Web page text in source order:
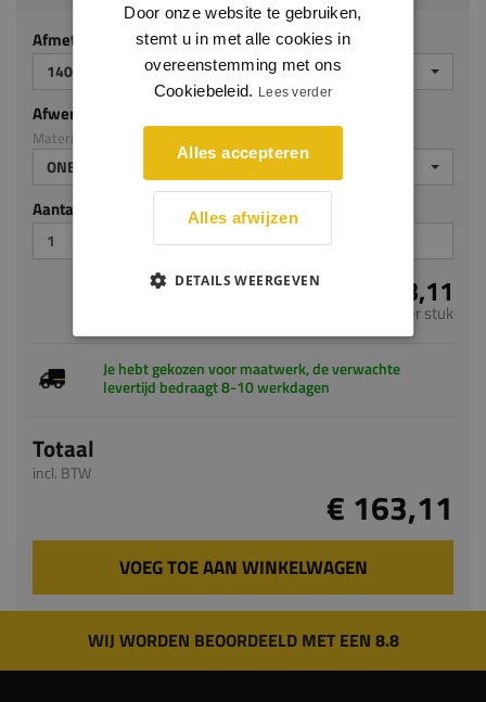
Afmeting
1400 X 600 X 24 MM
Afwerking
Materiaal: Eiken op MDF v313
ONBEHANDELD
Aantal stuks
€ 163,11
per stuk
Je hebt gekozen voor maatwerk, de verwachte
levertijd bedraagt 8-10 werkdagen
Totaal
incl. BTW
€ 163,11
VOEG TOE AAN WINKELWAGEN
WIJ WORDEN BEOORDEELD MET EEN 8.8
Door onze website te gebruiken,
stemt u in met alle cookies in
overeenstemming met ons
Cookiebeleid. Lees verder
Alles accepteren
Alles afwijzen
DETAILS WEERGEVEN